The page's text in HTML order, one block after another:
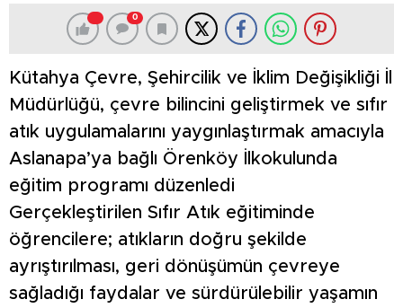
0
Kütahya Çevre, Şehircilik ve İklim Değişikliği İl
Müdürlüğü, çevre bilincini geliştirmek ve sıfır
atık uygulamalarını yaygınlaştırmak amacıyla
Aslanapa’ya bağlı Örenköy İlkokulunda
eğitim programı düzenledi
Gerçekleştirilen Sıfır Atık eğitiminde
öğrencilere; atıkların doğru şekilde
ayrıştırılması, geri dönüşümün çevreye
sağladığı faydalar ve sürdürülebilir yaşamın